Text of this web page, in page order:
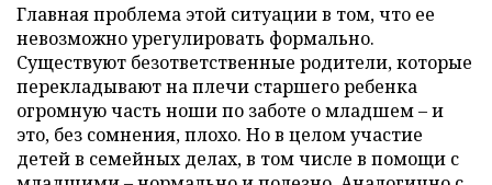
Главная проблема этой ситуации в том, что ее
невозможно урегулировать формально.
Существуют безответственные родители, которые
перекладывают на плечи старшего ребенка
огромную часть ноши по заботе о младшем – и
это, без сомнения, плохо. Но в целом участие
детей в семейных делах, в том числе в помощи с